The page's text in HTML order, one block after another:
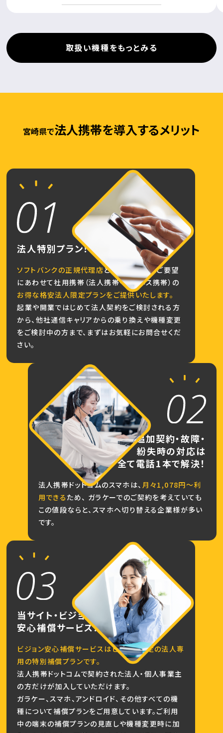
取扱い機種をもっとみる
宮崎県で法人携帯を導入するメリット
法人特別プラン！
ソフトバンクの正規代理店として、お客様のご要望
にあわせて社用携帯（法人携帯・ビジネス携帯）の
お得な格安法人限定プランをご提供いたします。
起業や開業ではじめて法人契約をご検討される方
から、他社通信キャリアからの乗り換えや機種変更
をご検討中の方まで、まずはお気軽にお問合せくだ
さい。
追加契約・故障・
紛失時の対応は
全て電話1本で解決！
法人携帯ドットコムのスマホは、 月々1,078円～利
用できる ため、 ガラケーでのご契約を考えていても
この値段ならと、スマホへ切り替える企業様が多い
です。
当サイト・ビジョン限定の
安心補償サービス！
ビジョン安心補償サービスはビジョン限定の法人専
用の特別補償プランです。
法人携帯ドットコムで契約された法人・個人事業主
の方だけが加入していただけます。
ガラケー、スマホ、アンドロイド、その他すべての機
種について補償プランをご用意しています。ご利用
中の端末の補償プランの見直しや機種変更時に加